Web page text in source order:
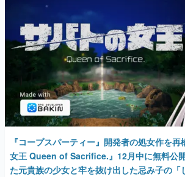
女性向け
アプリレビュー
その他
電ファミニコゲーマーとは？
運営：株式会社マレ
『コープスパーティー』開発者の処女作を
女王 Queen of Sacrifice.』12月中に無料公
た元貴族の少女と牢を抜け出した忌み子の「